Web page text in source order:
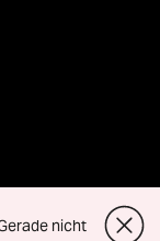
nicht